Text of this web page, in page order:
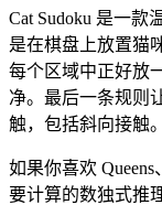
Cat Sudoku 是一款
是在棋盘上放置猫
每个区域中正好放
净。最后一条规则
触，包括斜向接触。
如果你喜欢
要计算的数独式推